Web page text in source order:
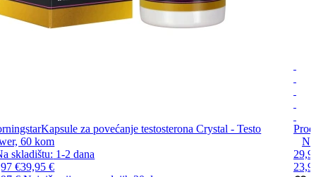
Kapsule za povećanje testosterona Crystal - Testo
60 kom
skladištu: 1-2dana
€39,95 €